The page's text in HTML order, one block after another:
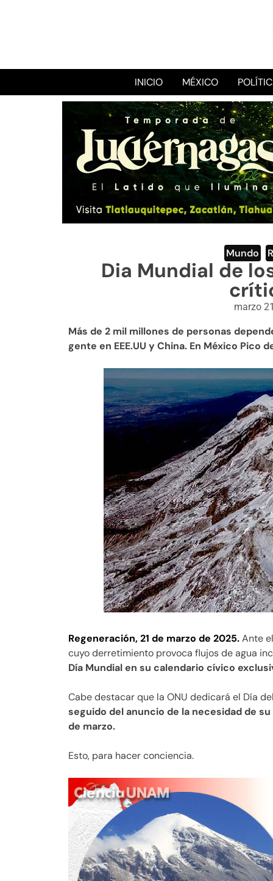
INICIO MÉXICO
Mundo
Dia Mundial de
marzo
Más de 2 mil millones de personas
gente en EEE.UU y China. En México Pico
Regeneración, 21 de marzo de 2025.Ante
cuyo derretimiento provoca flujos de agua
Día Mundial en su calendario cívico
Cabe destacar que la ONU dedicará el Día
seguido del anuncio de la necesidad de
de marzo.
Esto, para hacer conciencia.